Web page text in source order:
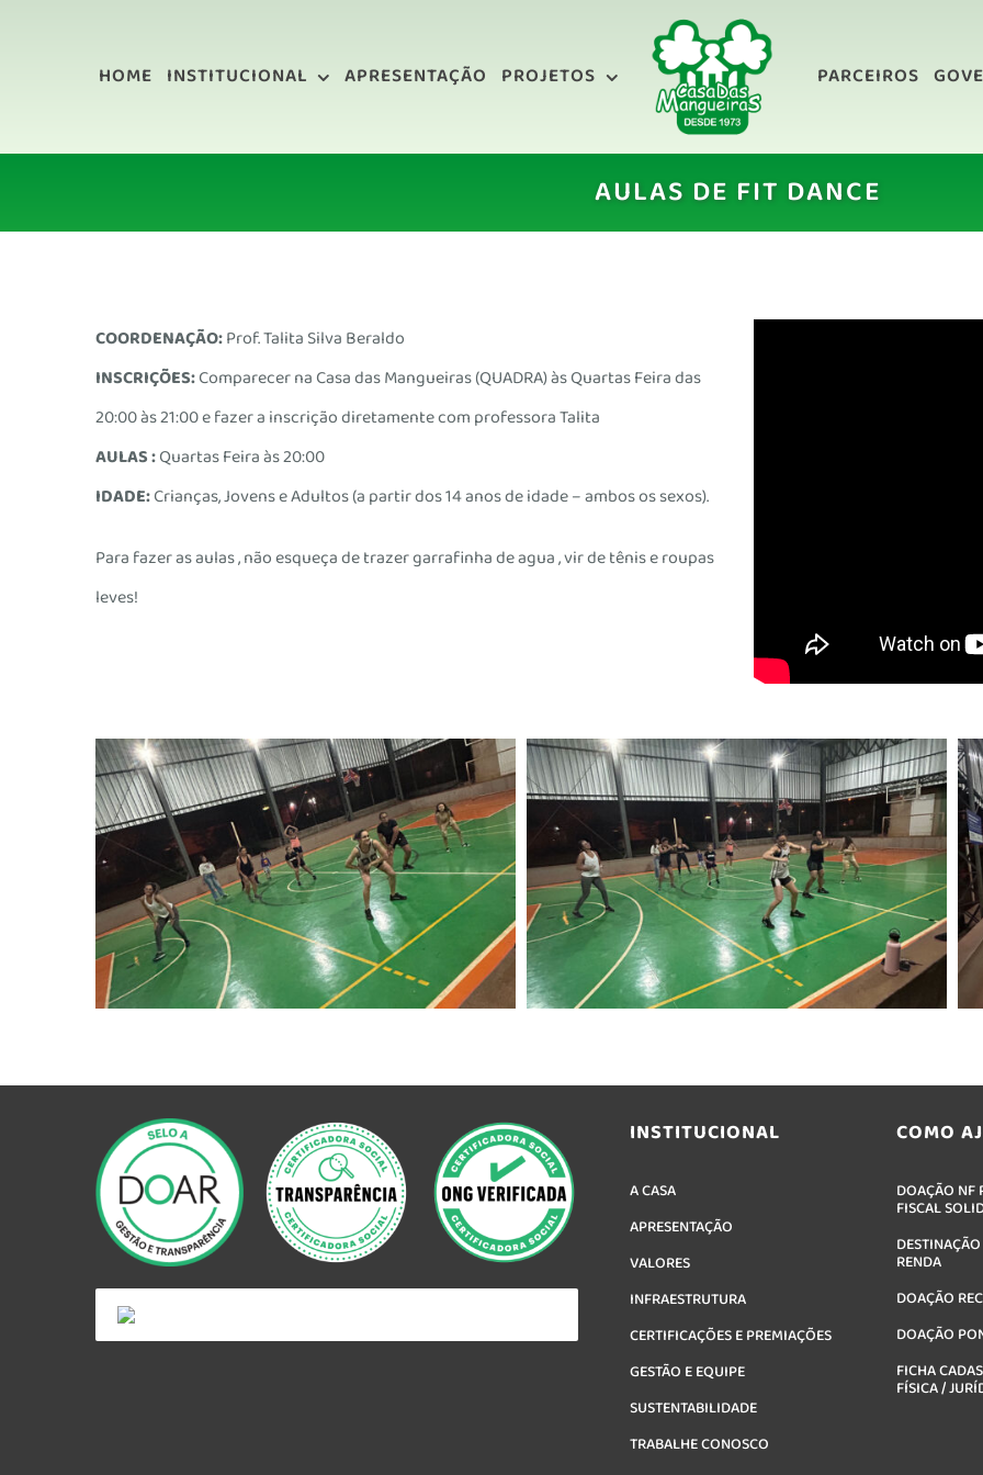
HOME INSTITUCIONAL APRESENTAÇÃO PROJETOS PARCEIROS
AULAS DE FIT DANCE
COORDENAÇÃO:Prof. Talita Silva Beraldo
INSCRIÇÕES:Comparecer na Casa das Mangueiras (QUADRA) às Quartas Feira das
20:00 às 21:00 e fazer a inscrição diretamente com professora Talita
AULAS :Quartas Feira às 20:00
IDADE:Crianças, Jovens e Adultos (a partir dos 14 anos de idade – ambos os sexos).
Para fazer as aulas , não esqueça de trazer garrafinha de agua , vir de tênis e roupas
leves!
INSTITUCIONAL
A CASA
APRESENTAÇÃO
VALORES
INFRAESTRUTURA
CERTIFICAÇÕES E PREMIAÇÕES
GESTÃO E EQUIPE
SUSTENTABILIDADE
TRABALHE CONOSCO
COMO
DOAÇÃO NF
FISCAL
RENDA
DOAÇÃO
DOAÇÃO
FICHA
FÍSICA /